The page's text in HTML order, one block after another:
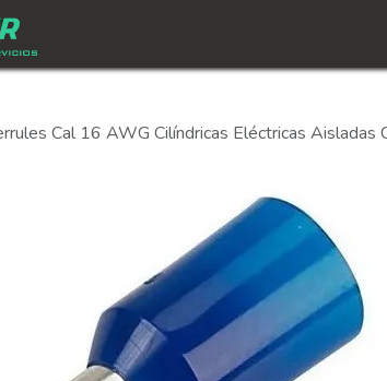
Cal 16 AWG Cilíndricas Eléctricas